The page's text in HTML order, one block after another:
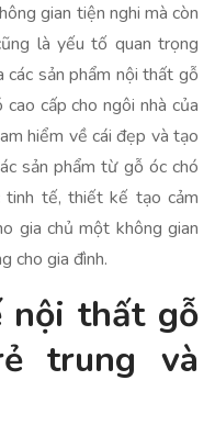
gian tiện nghi mà còn
là yếu tố quan trọng
sản phẩm nội thất gỗ
cấp cho ngôi nhà của
hiểm về cái đẹp và tạo
sản phẩm từ gỗ óc chó
tinh tế, thiết kế tạo cảm
gia chủ một không gian
cho gia đình.
thất gỗ
trung và